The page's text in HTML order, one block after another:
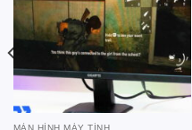
MÀN HÌNH MÁY TÍNH